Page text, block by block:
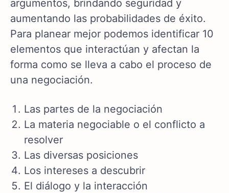
argumentos, brindando seguridad y
aumentando las probabilidades de éxito.
Para planear mejor podemos identificar 10
elementos que interactúan y afectan la
forma como se lleva a cabo el proceso de
una negociación.
Las partes de la negociación
La materia negociable o el conflicto a
resolver
Las diversas posiciones
Los intereses a descubrir
El diálogo y la interacción